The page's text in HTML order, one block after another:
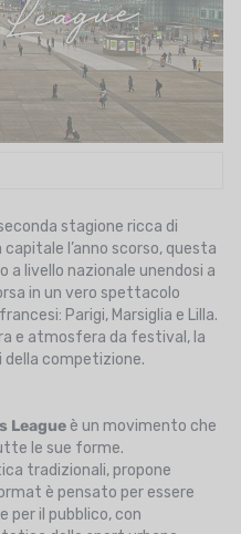
stagione ricca di
l’anno scorso, questa
a livello nazionale unendosi a
in un vero spettacolo
Parigi, Marsiglia e Lilla.
e atmosfera da festival, la
della competizione.
League è un movimento che
le sue forme.
tradizionali, propone
è pensato per essere
per il pubblico, con